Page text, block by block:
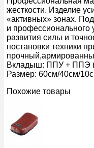
жесткости. Изделие
«активных» зонах.
и профессионального
развития силы и
постановки техники
Вкладыш: ППУ + ППЭ
Размер: 60см/40см/
Похожие товары